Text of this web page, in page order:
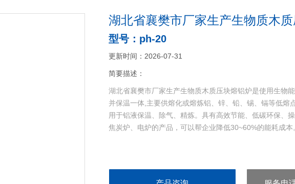
湖北省襄樊市厂家生产生物质木
型号：ph-20
更新时间：2026-07-31
简要描述：
湖北省襄樊市厂家生产生物质木质压块熔铝炉是使用生物
并保温一体,主要供熔化或熔炼铝、锌、铅、锡、镉等低熔
用于铝液保温、除气、精炼。具有高效节能、低碳环保、
焦炭炉、电炉的产品，可以帮企业降低30~60%的能耗成本